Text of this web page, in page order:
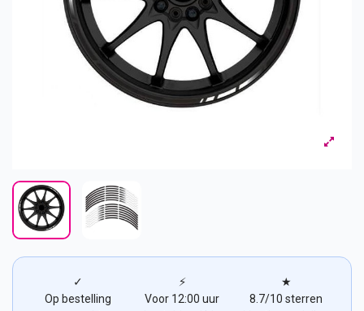
✓
Op bestelling
⚡
Voor 12:00 uur
★
8.7/10 sterren